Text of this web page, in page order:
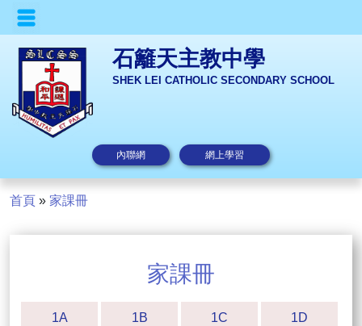
石籬天主教中學
SHEK LEI CATHOLIC SECONDARY SCHOOL
內聯網 網上學習
首頁 » 家課冊
家課冊
1A 1B 1C 1D